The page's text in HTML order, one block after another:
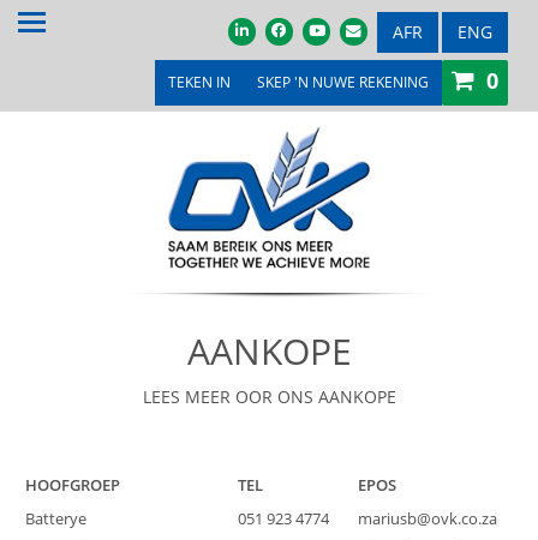
AFR ENG
TEKEN IN SKEP 'N NUWE REKENING 0
TUIS
PROMOSIES & KOMPETISIES
AANKOPE
LEES MEER OOR ONS AANKOPE
HOOFGROEP TEL
EPOS
Batterye
051 923 4774
mariusb@ovk.co.za